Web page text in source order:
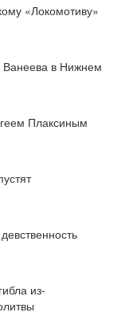
«Локомотиву»
в Нижнем
Плаксиным
из-